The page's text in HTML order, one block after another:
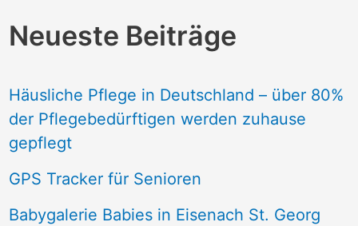
Neueste Beiträge
Häusliche Pflege in Deutschland – über 80%
der Pflegebedürftigen werden zuhause
gepflegt
GPS Tracker für Senioren
Babygalerie Babies in Eisenach St. Georg